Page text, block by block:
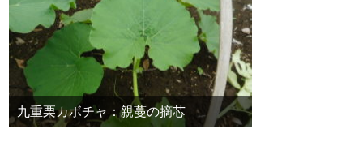
九重栗カボチャ：親蔓の摘芯